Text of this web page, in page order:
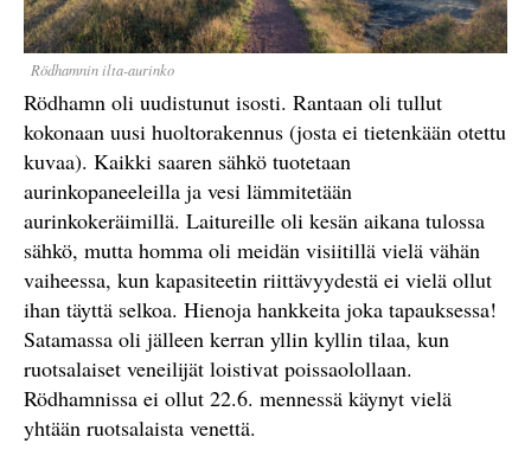
Rödhamnin ilta-aurinko
Rödhamn oli uudistunut isosti. Rantaan oli tullut
kokonaan uusi huoltorakennus (josta ei tietenkään otettu
kuvaa). Kaikki saaren sähkö tuotetaan
aurinkopaneeleilla ja vesi lämmitetään
aurinkokeräimillä. Laitureille oli kesän aikana tulossa
sähkö, mutta homma oli meidän visiitillä vielä vähän
vaiheessa, kun kapasiteetin riittävyydestä ei vielä ollut
ihan täyttä selkoa. Hienoja hankkeita joka tapauksessa!
Satamassa oli jälleen kerran yllin kyllin tilaa, kun
ruotsalaiset veneilijät loistivat poissaolollaan.
Rödhamnissa ei ollut 22.6. mennessä käynyt vielä
yhtään ruotsalaista venettä.